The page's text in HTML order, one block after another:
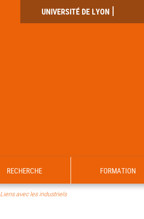
UNIVERSITÉ DE LYON
RECHERCHE FORMATION
Liens avec les industriels